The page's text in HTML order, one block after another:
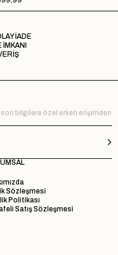
İADE
son bilgilere özel erken erişimden
Sözleşmesi
Politikası
Satış Sözleşmesi